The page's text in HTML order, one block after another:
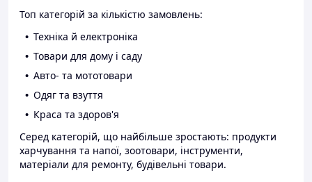
Топ категорій за кількістю замовлень:
Техніка й електроніка
Товари для дому і саду
Авто- та мототовари
Одяг та взуття
Краса та здоров'я
Серед категорій, що найбільше зростають: продукти
харчування та напої, зоотовари, інструменти,
матеріали для ремонту, будівельні товари.